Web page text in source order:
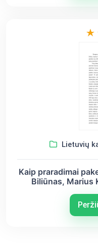
Lietuvių
Kaip praradimai
Biliūnas, Marius